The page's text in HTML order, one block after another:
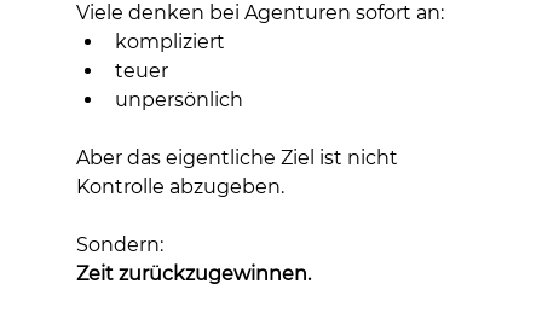
Viele denken bei Agenturen sofort an:
kompliziert
teuer
unpersönlich
Aber das eigentliche Ziel ist nicht
Kontrolle abzugeben.
Sondern:
Zeit zurückzugewinnen.